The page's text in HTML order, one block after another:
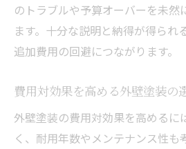
のトラブルや予算オーバーを未然
ます。十分な説明と納得が得られ
追加費用の回避につながります。
費用対効果を高める外壁塗装の
外壁塗装の費用対効果を高めるに
く、耐用年数やメンテナンス性も